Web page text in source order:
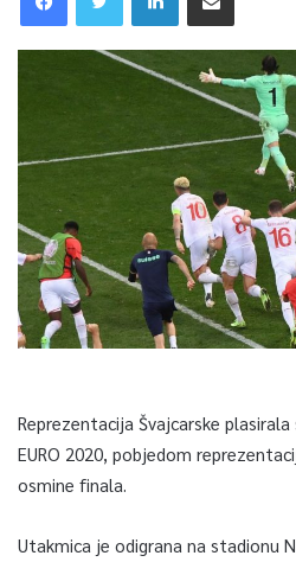
Reprezentacija Švajcarske
EURO 2020, pobjedom
osmine finala.
Utakmica je odigrana na stadionu